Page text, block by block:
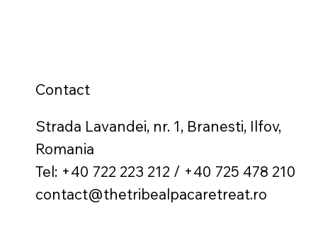
Contact
Strada Lavandei, nr. 1, Branesti, Ilfov,
Romania
Tel: +40 722 223 212 / +40 725 478 210
contact@thetribealpacaretreat.ro